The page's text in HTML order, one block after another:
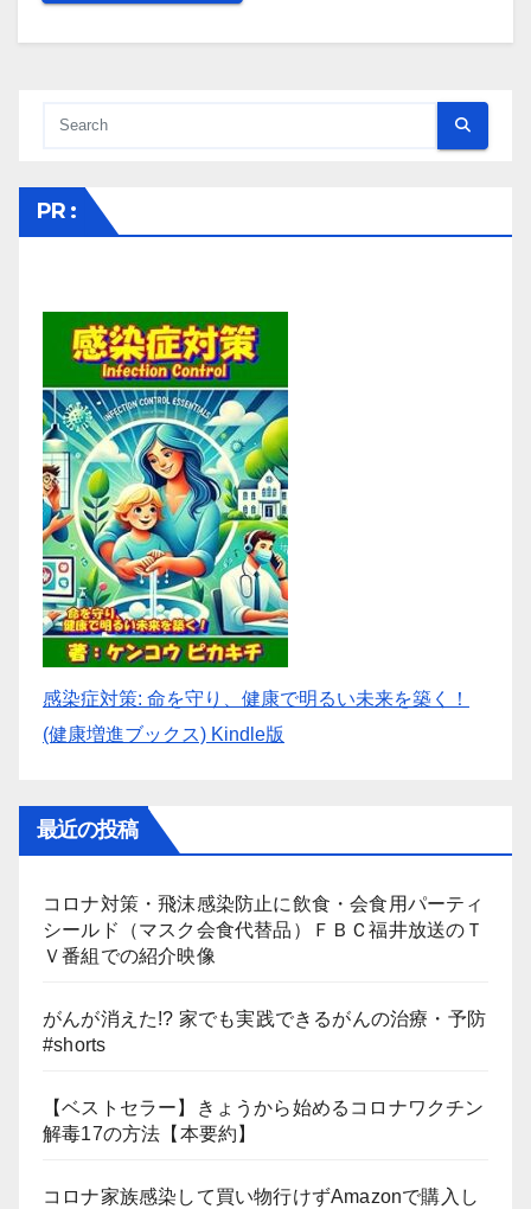
PR :
感染症対策: 命を守り、健康で明るい未来を築く！
(健康増進ブックス) Kindle版
最近の投稿
コロナ対策・飛沫感染防止に飲食・会食用パーティ
シールド（マスク会食代替品）ＦＢＣ福井放送のＴ
Ｖ番組での紹介映像
がんが消えた!? 家でも実践できるがんの治療・予防
#shorts
【ベストセラー】きょうから始めるコロナワクチン
解毒17の方法【本要約】
コロナ家族感染して買い物行けずAmazonで購入し